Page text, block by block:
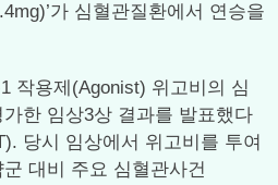
가 심혈관질환에서 연승을
작용제(Agonist) 위고비의 심
한 임상3상 결과를 발표했다
당시 임상에서 위고비를 투여
대비 주요 심혈관사건